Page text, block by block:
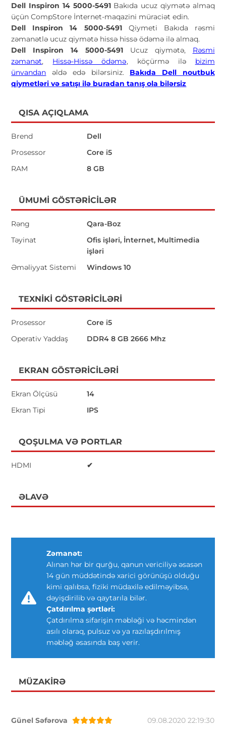
Dell Inspiron 14 5000-5491Bakıda ucuz qiymətə almaq
üçün CompStore İnternet-maqazini müraciət edin.
Dell Inspiron 14 5000-5491 Qiymeti Bakıda rəsmi
zəmanətlə ucuz qiymətə hissə hissə ödəmə ilə almaq.
Dell Inspiron 14 5000-5491 Ucuz qiymətə, Rəsmi
zəmanət, Hissə-Hissə ödəmə, köçürmə ilə bizim
ünvandan əldə edə bilərsiniz. Bakıda Dell noutbuk
qiymetləri və satışı ilə buradan tanış ola bilərsiz
QISA AÇIQLAMA
Brend
Dell
Prosessor
Core i5
RAM
8 GB
ÜMUMI GÖSTƏRICILƏR
Rəng
Qara-Boz
Təyinat
Ofis işləri, İnternet, Multimedia
işləri
Əməliyyat Sistemi
Windows 10
TEXNIKI GÖSTƏRICILƏRI
Prosessor
Core i5
Operativ Yaddaş
DDR4 8 GB 2666 Mhz
EKRAN GÖSTƏRICILƏRI
Ekran Ölçüsü
14
Ekran Tipi
IPS
QOŞULMA VƏ PORTLAR
HDMI ✔
ƏLAVƏ
Zəmanət:
Alınan hər bir qurğu, qanun vericiliyə əsasən
14 gün müddətində xarici görünüşü olduğu
kimi qalıbsa, fiziki müdaxilə edilməyibsə,
dəyişdirilib və qaytarıla bilər.
Çatdırılma şərtləri:
Çatdırılma sifarişin məbləği və həcmindən
asılı olaraq, pulsuz və ya razılaşdırılmış
məbləğ əsasında baş verir.
MÜZAKIRƏ
Günel Səfərova
09.08.2020 22:19:30